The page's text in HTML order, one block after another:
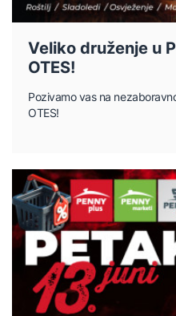
Veliko druženje u
OTES!
Pozivamo vas na
OTES!